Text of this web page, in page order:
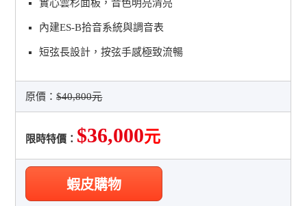
實心雲杉面板，音色明亮清亮
內建ES-B拾音系統與調音表
短弦長設計，按弦手感極致流暢
原價：$40,800元
限時特價： $36,000元
蝦皮購物